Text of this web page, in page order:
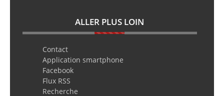
ALLER PLUS LOIN
Contact
Application smartphone
Facebook
Flux RSS
Recherche